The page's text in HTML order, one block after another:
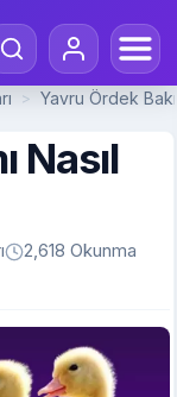
> Yavru Ördek
Nasıl
2,618 Okunma